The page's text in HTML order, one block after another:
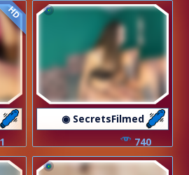
HD
◉ SecretsFilmed
740